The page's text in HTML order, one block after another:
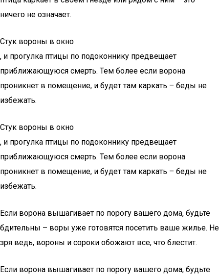
ничего не означает.
Стук вороны в окно
, и прогулка птицы по подоконнику предвещает
приближающуюся смерть. Тем более если ворона
проникнет в помещение, и будет там каркать – беды не
избежать.
Стук вороны в окно
, и прогулка птицы по подоконнику предвещает
приближающуюся смерть. Тем более если ворона
проникнет в помещение, и будет там каркать – беды не
избежать.
Если ворона вышагивает по порогу вашего дома, будьте
бдительны – воры уже готовятся посетить ваше жилье. Не
зря ведь, вороны и сороки обожают все, что блестит.
Если ворона вышагивает по порогу вашего дома, будьте